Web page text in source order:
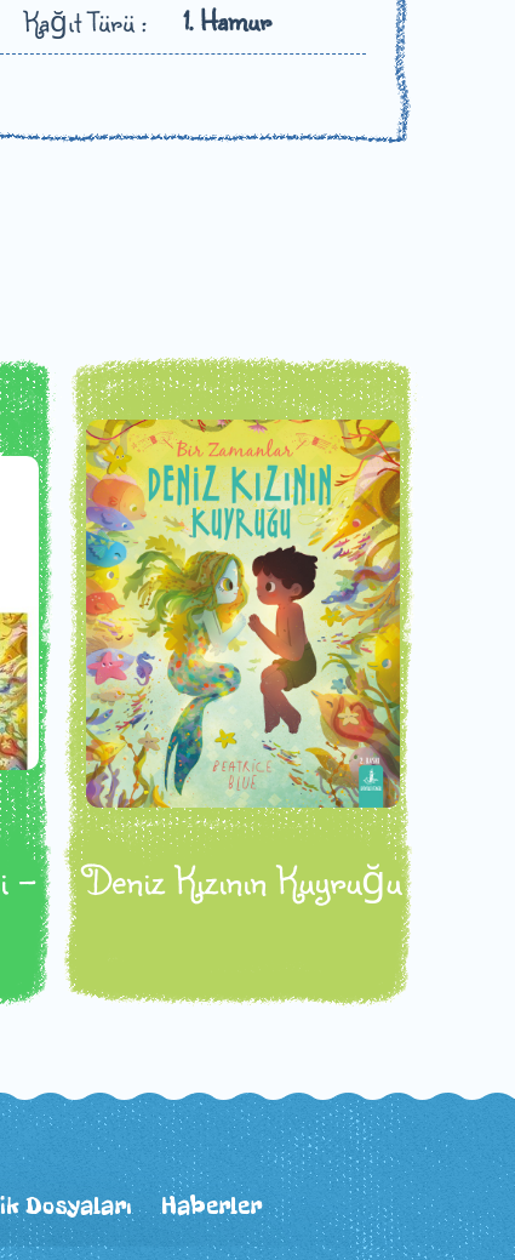
Kağıt Türü :
1. Hamur
-
Deniz Kızının Kuyruğu
Dosyaları
Haberler